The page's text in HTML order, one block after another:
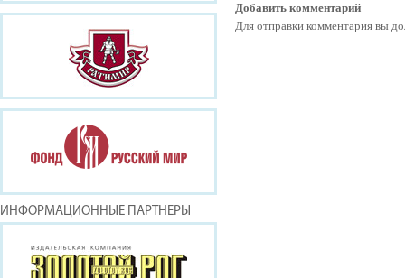
ИНФОРМАЦИОННЫЕ ПАРТНЕРЫ
Добавить комментарий
Для отправки комментария вы